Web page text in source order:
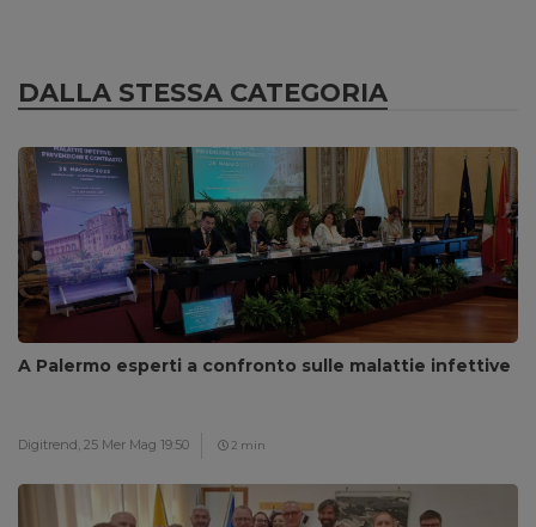
DALLA STESSA CATEGORIA
A Palermo esperti a confronto sulle malattie infettive
Digitrend, 25 Mer Mag 19:50 2 min